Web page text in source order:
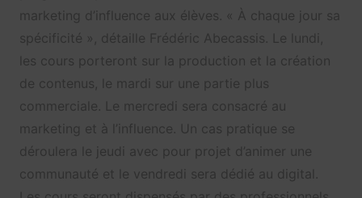
marketing d’influence aux élèves. « À chaque jour sa
spécificité », détaille Frédéric Abecassis. Le lundi,
les cours porteront sur la production et la création
de contenus, le mardi sur une partie plus
commerciale. Le mercredi sera consacré au
marketing et à l’influence. Un cas pratique se
déroulera le jeudi avec pour projet d’animer une
communauté et le vendredi sera dédié au digital.